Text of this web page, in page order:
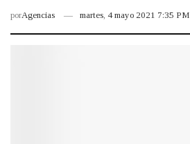
porAgencias martes, 4 mayo 2021 7:35 PM